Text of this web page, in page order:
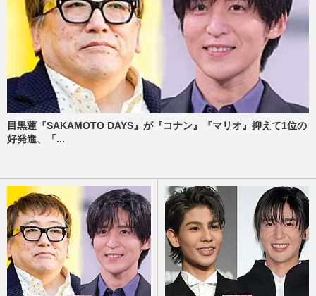
目黒蓮『SAKAMOTO DAYS』が『コナン』『マリオ』抑えて1位の
好発進、「...